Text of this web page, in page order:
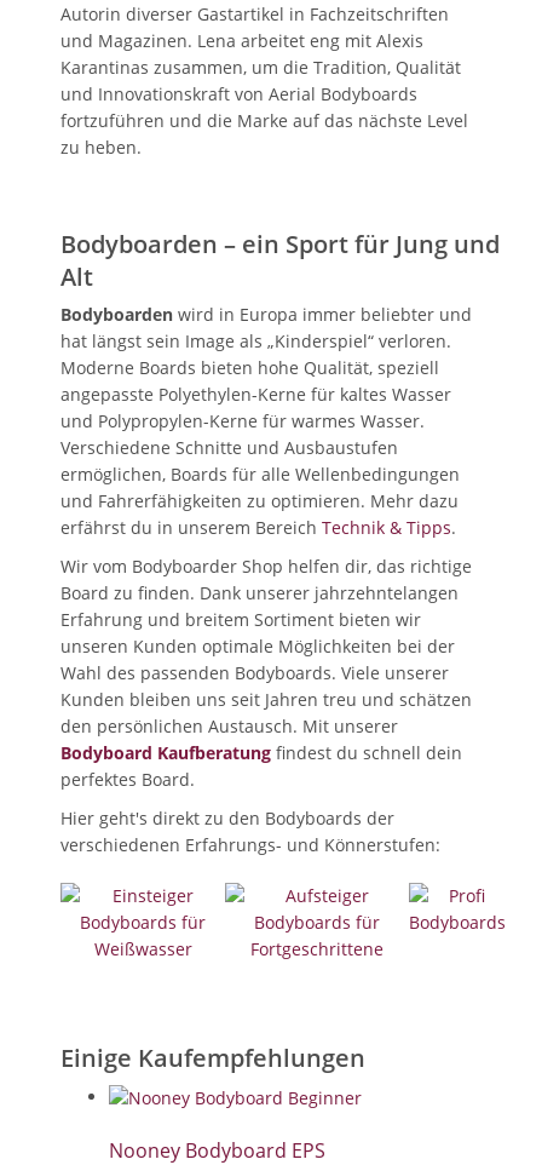
Autorin diverser Gastartikel in Fachzeitschriften
und Magazinen. Lena arbeitet eng mit Alexis
Karantinas zusammen, um die Tradition, Qualität
und Innovationskraft von Aerial Bodyboards
fortzuführen und die Marke auf das nächste Level
zu heben.
Bodyboarden – ein Sport für Jung und
Alt
Bodyboarden wird in Europa immer beliebter und
hat längst sein Image als „Kinderspiel“ verloren.
Moderne Boards bieten hohe Qualität, speziell
angepasste Polyethylen-Kerne für kaltes Wasser
und Polypropylen-Kerne für warmes Wasser.
Verschiedene Schnitte und Ausbaustufen
ermöglichen, Boards für alle Wellenbedingungen
und Fahrerfähigkeiten zu optimieren. Mehr dazu
erfährst du in unserem Bereich Technik & Tipps.
Wir vom Bodyboarder Shop helfen dir, das richtige
Board zu finden. Dank unserer jahrzehntelangen
Erfahrung und breitem Sortiment bieten wir
unseren Kunden optimale Möglichkeiten bei der
Wahl des passenden Bodyboards. Viele unserer
Kunden bleiben uns seit Jahren treu und schätzen
den persönlichen Austausch. Mit unserer
Bodyboard Kaufberatung findest du schnell dein
perfektes Board.
Hier geht's direkt zu den Bodyboards der
verschiedenen Erfahrungs- und Könnerstufen:
Einige Kaufempfehlungen
Nooney Bodyboard EPS